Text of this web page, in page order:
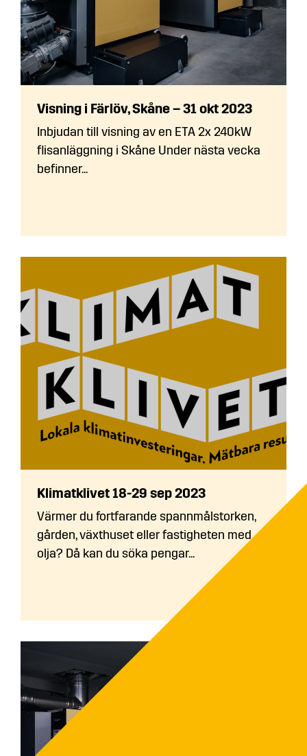
Visning i Färlöv, Skåne – 31 okt 2023
Inbjudan till visning av en ETA 2x 240kW
flisanläggning i Skåne Under nästa vecka
befinner...
Klimatklivet 18-29 sep 2023
Värmer du fortfarande spannmålstorken,
gården, växthuset eller fastigheten med
olja? Då kan du söka pengar...